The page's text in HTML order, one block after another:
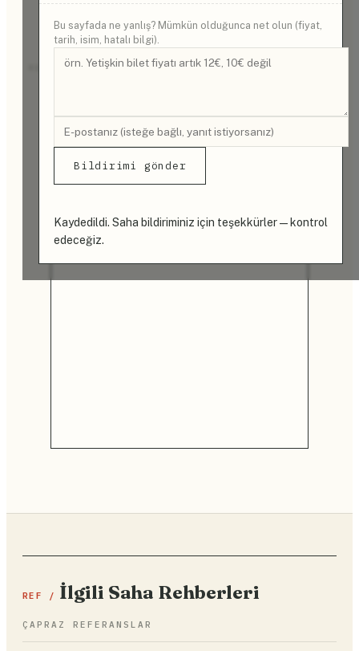
Bu sayfada ne yanlış? Mümkün olduğunca net olun (fiyat,
tarih, isim, hatalı bilgi).
Bildirimi gönder
Kaydedildi. Saha bildiriminiz için teşekkürler — kontrol
edeceğiz.
REKLAM
REF / İlgili Saha Rehberleri
ÇAPRAZ REFERANSLAR